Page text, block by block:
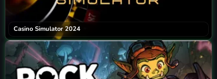
Casino Simulator 2024